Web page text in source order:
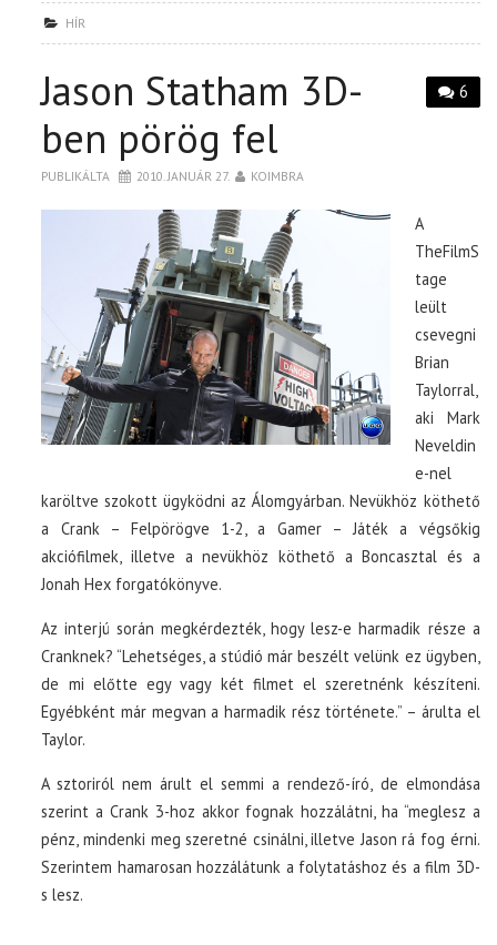
HÍR
6
Jason Statham 3D-
ben pörög fel
PUBLIKÁLTA 2010. JANUÁR 27. KOIMBRA
A
TheFilmS
tage
leült
csevegni
Brian
Taylorral,
aki Mark
Neveldin
e-nel
karöltve szokott ügyködni az Álomgyárban. Nevükhöz köthető
a Crank – Felpörögve 1-2, a Gamer – Játék a végsőkig
akciófilmek, illetve a nevükhöz köthető a Boncasztal és a
Jonah Hex forgatókönyve.
Az interjú során megkérdezték, hogy lesz-e harmadik része a
Cranknek? “Lehetséges, a stúdió már beszélt velünk ez ügyben,
de mi előtte egy vagy két filmet el szeretnénk készíteni.
Egyébként már megvan a harmadik rész története.” – árulta el
Taylor.
A sztoriról nem árult el semmi a rendező-író, de elmondása
szerint a Crank 3-hoz akkor fognak hozzálátni, ha “meglesz a
pénz, mindenki meg szeretné csinálni, illetve Jason rá fog érni.
Szerintem hamarosan hozzálátunk a folytatáshoz és a film 3D-
s lesz.